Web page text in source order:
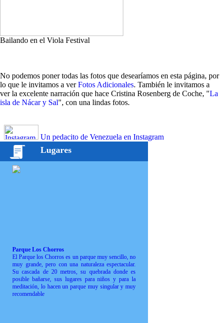
Bailando en el Viola Festival
No podemos poner todas las fotos que desearíamos en esta página, por
lo que le invitamos a verFotos Adicionales. También le invitamos a
ver la excelente narración que hace Cristina Rosenberg de Coche, "La
isla de Nácar y Sal", con una lindas fotos.
Un pedacito de Venezuela en Instagram
Lugares
Parque Los Chorros
El Parque los Chorros es un parque muy sencillo, no
muy grande, pero con una naturaleza espectacular.
Su cascada de 20 metros, su quebrada donde es
posible bañarse, sus lugares para niños y para la
meditación, lo hacen un parque muy singular y muy
recomendable